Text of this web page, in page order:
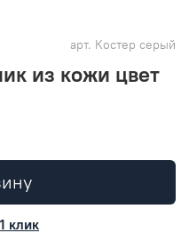
арт. Костер серый
из кожи цвет
клик